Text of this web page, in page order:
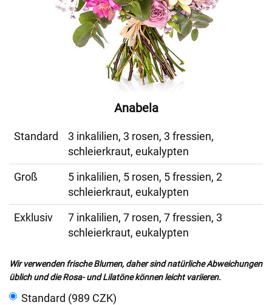
Anabela
Standard
3 inkalilien, 3 rosen, 3 fressien,
schleierkraut, eukalypten
Groß
5 inkalilien, 5 rosen, 5 fressien, 2
schleierkraut, eukalypten
Exklusiv
7 inkalilien, 7 rosen, 7 fressien, 3
schleierkraut, eukalypten
Wir verwenden frische Blumen, daher sind natürliche Abweichungen
üblich und die Rosa- und Lilatöne können leicht variieren.
Standard (989 CZK)